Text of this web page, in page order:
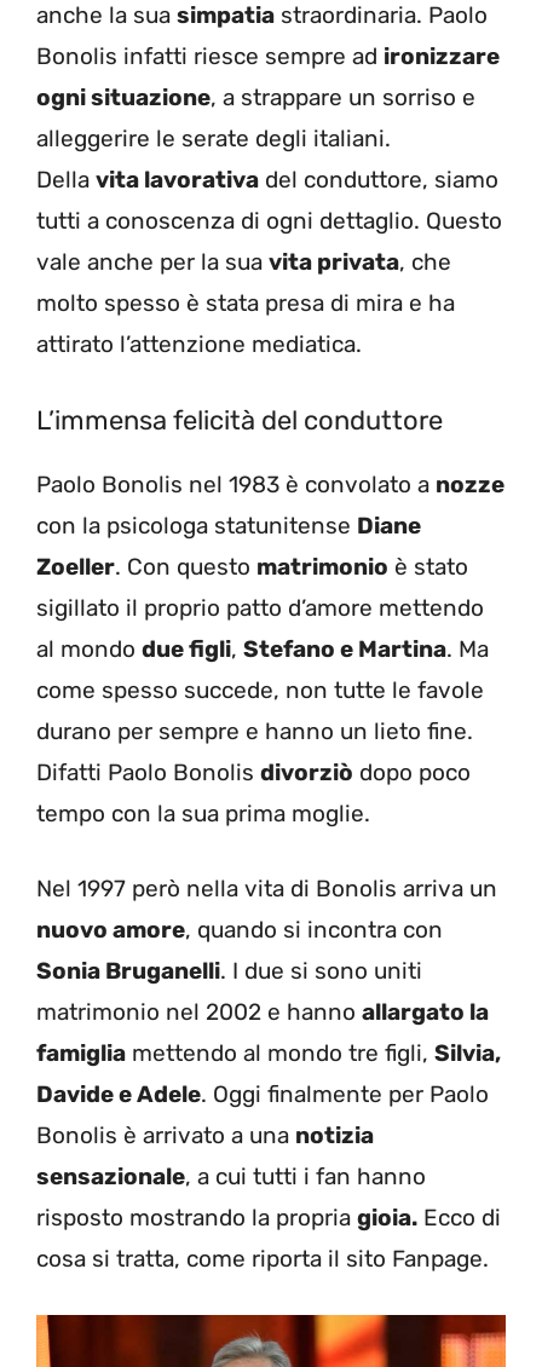
anche la sua simpatia straordinaria. Paolo
Bonolis infatti riesce sempre ad ironizzare
ogni situazione, a strappare un sorriso e
alleggerire le serate degli italiani.
Della vita lavorativa del conduttore, siamo
tutti a conoscenza di ogni dettaglio. Questo
vale anche per la sua vita privata, che
molto spesso è stata presa di mira e ha
attirato l’attenzione mediatica.
L’immensa felicità del conduttore
Paolo Bonolis nel 1983 è convolato a nozze
con la psicologa statunitense Diane
Zoeller. Con questo matrimonio è stato
sigillato il proprio patto d’amore mettendo
al mondo due figli, Stefano e Martina. Ma
come spesso succede, non tutte le favole
durano per sempre e hanno un lieto fine.
Difatti Paolo Bonolis divorziò dopo poco
tempo con la sua prima moglie.
Nel 1997 però nella vita di Bonolis arriva un
nuovo amore, quando si incontra con
Sonia Bruganelli. I due si sono uniti
matrimonio nel 2002 e hanno allargato la
famiglia mettendo al mondo tre figli, Silvia,
Davide e Adele. Oggi finalmente per Paolo
Bonolis è arrivato a una notizia
sensazionale, a cui tutti i fan hanno
risposto mostrando la propria gioia. Ecco di
cosa si tratta, come riporta il sito Fanpage.